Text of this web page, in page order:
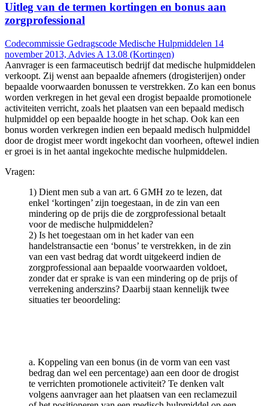
Uitleg van de termen kortingen en bonus aan
zorgprofessional
Codecommissie Gedragscode Medische Hulpmiddelen 14
november 2013, Advies A 13.08 (Kortingen)
Aanvrager is een farmaceutisch bedrijf dat medische hulpmiddelen
verkoopt. Zij wenst aan bepaalde afnemers (drogisterijen) onder
bepaalde voorwaarden bonussen te verstrekken. Zo kan een bonus
worden verkregen in het geval een drogist bepaalde promotionele
activiteiten verricht, zoals het plaatsen van een bepaald medisch
hulpmiddel op een bepaalde hoogte in het schap. Ook kan een
bonus worden verkregen indien een bepaald medisch hulpmiddel
door de drogist meer wordt ingekocht dan voorheen, oftewel indien
er groei is in het aantal ingekochte medische hulpmiddelen.
Vragen:
1) Dient men sub a van art. 6 GMH zo te lezen, dat
enkel ‘kortingen’ zijn toegestaan, in de zin van een
mindering op de prijs die de zorgprofessional betaalt
voor de medische hulpmiddelen?
2) Is het toegestaan om in het kader van een
handelstransactie een ‘bonus’ te verstrekken, in de zin
van een vast bedrag dat wordt uitgekeerd indien de
zorgprofessional aan bepaalde voorwaarden voldoet,
zonder dat er sprake is van een mindering op de prijs of
verrekening anderszins? Daarbij staan kennelijk twee
situaties ter beoordeling:
a. Koppeling van een bonus (in de vorm van een vast
bedrag dan wel een percentage) aan een door de drogist
te verrichten promotionele activiteit? Te denken valt
volgens aanvrager aan het plaatsen van een reclamezuil